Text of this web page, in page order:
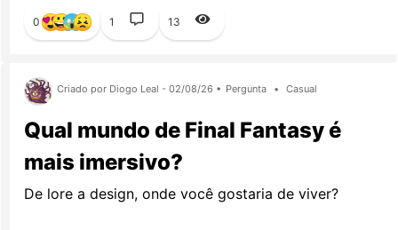
0 1 13
Criado por Diogo Leal - 02/08/26 • Pergunta • Casual
Qual mundo de Final Fantasy é
mais imersivo?
De lore a design, onde você gostaria de viver?